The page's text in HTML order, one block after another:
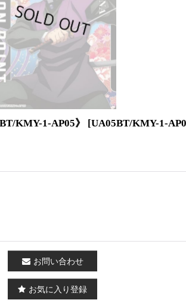
KMY-1-AP05》 [UA05BT/KMY-1-
お問い合わせ
お気に入り登録